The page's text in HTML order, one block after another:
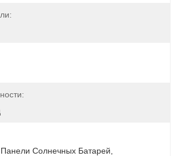
Солнечных Батарей